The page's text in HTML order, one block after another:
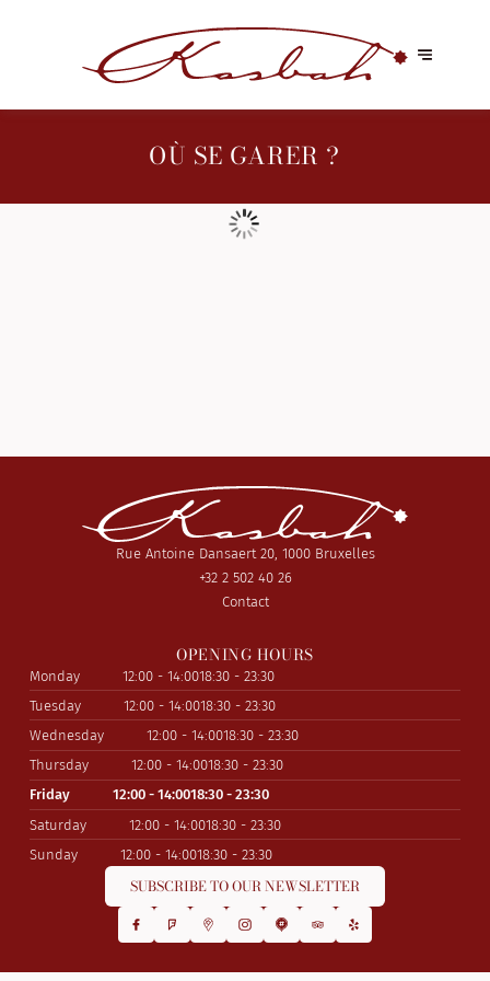
OÙ SE GARER ?
Rue Antoine Dansaert 20, 1000 Bruxelles
+32 2 502 40 26
Contact
OPENING HOURS
Monday 12:00 - 14:0018:30 - 23:30
Tuesday
12:00 - 14:0018:30 - 23:30
Wednesday
12:00 - 14:0018:30 - 23:30
Thursday
12:00 - 14:0018:30 - 23:30
Friday
12:00 - 14:0018:30 - 23:30
Saturday
12:00 - 14:0018:30 - 23:30
Sunday
12:00 - 14:0018:30 - 23:30
SUBSCRIBE TO OUR NEWSLETTER